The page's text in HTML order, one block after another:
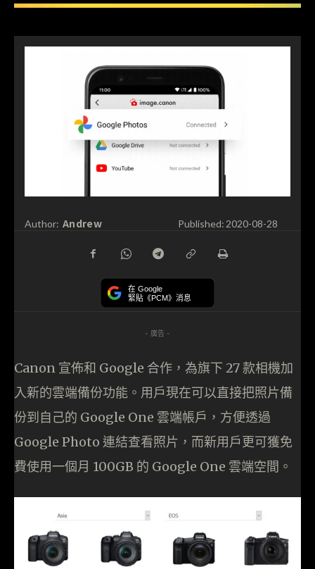
Author: Andrew Published: 2020-08-28
在 Google
緊貼《PCM》消息
- 廣告 -
Canon 宣佈和 Google 合作，為旗下 27 款相機加
入新的雲端備份功能。用戶現在可以直接把照片備
份到自己的 Google One 雲端帳戶，方便透過
Google Photo 連結查看照片，而新用戶更可獲免
費使用一個月 100GB 的 Google One 雲端空間。